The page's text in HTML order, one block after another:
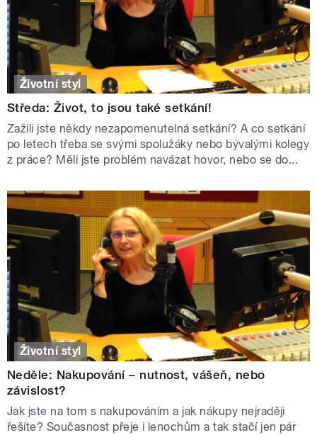
Životní styl
Středa: Život, to jsou také setkání!
Zažili jste někdy nezapomenutelná setkání? A co setkání
po letech třeba se svými spolužáky nebo bývalými kolegy
z práce? Měli jste problém navázat hovor, nebo se do...
Životní styl
Neděle: Nakupování – nutnost, vášeň, nebo
závislost?
Jak jste na tom s nakupováním a jak nákupy nejraději
řešíte? Současnost přeje i lenochům a tak stačí jen pár